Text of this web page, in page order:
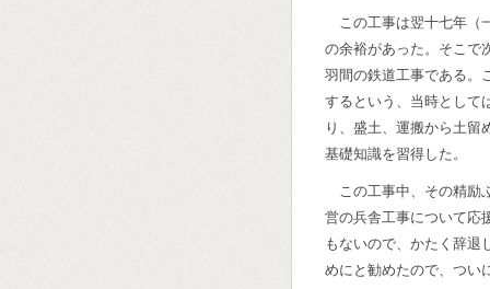
この工事は翌十七年（
の余裕があった。そこで
羽間の鉄道工事である。
するという、当時として
り、盛土、運搬から土留
基礎知識を習得した。
この工事中、その精励
営の兵舎工事について応
もないので、かたく辞退
めにと勧めたので、つい